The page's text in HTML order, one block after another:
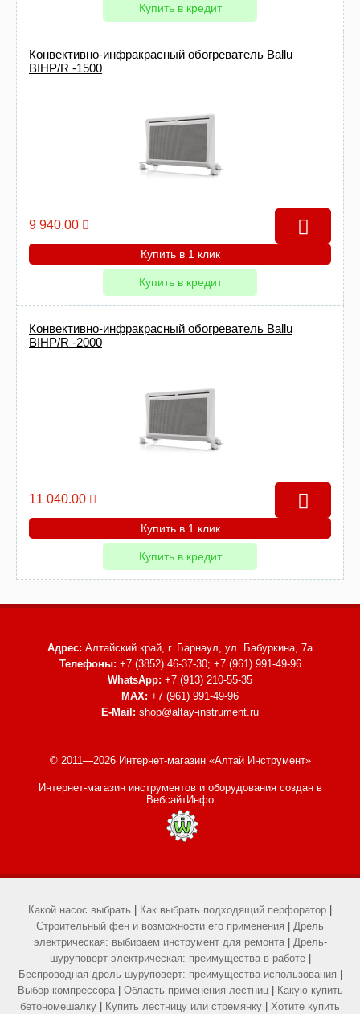
Купить в кредит
Конвективно-инфракрасный обогреватель Ballu
BIHP/R -1500
9 940.00
Купить в 1 клик
Купить в кредит
Конвективно-инфракрасный обогреватель Ballu
BIHP/R -2000
11 040.00
Купить в 1 клик
Купить в кредит
Адрес: Алтайский край, г. Барнаул, ул. Бабуркина, 7а
Телефоны: +7 (3852) 46-37-30; +7 (961) 991-49-96
WhatsApp: +7 (913) 210-55-35
MAX: +7 (961) 991-49-96
E-Mail: shop@altay-instrument.ru
© 2011—2026 Интернет-магазин «Алтай Инструмент»
Интернет-магазин инструментов и оборудованиясоздан в
ВебсайтИнфо
Какой насос выбрать Как выбрать подходящий перфоратор
Строительный фен и возможности его применения
Дрель
электрическая: выбираем инструмент для ремонта| Дрель-
шуруповерт электрическая: преимущества в работе|
Беспроводная дрель-шуруповерт: преимущества использования
Выбор компрессора| Область применения лестниц|
Какую купить
бетономешалку
Купить лестницу или стремянку Хотите купить